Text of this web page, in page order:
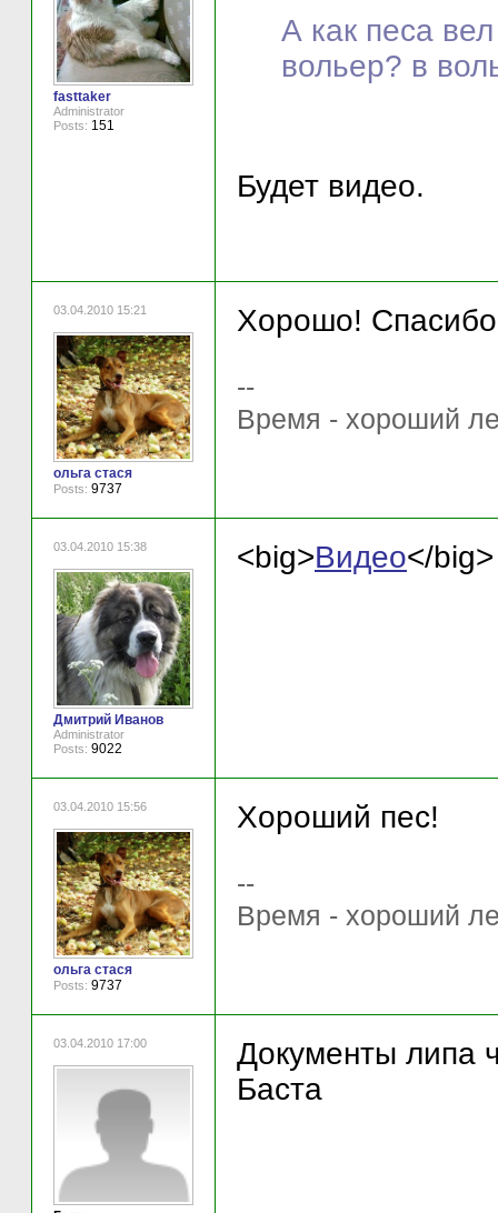
fasttaker
Administrator
Posts: 151
А как песа
вольер? в
Будет видео.
03.04.2010 15:21
ольга стася
Posts: 9737
Хорошо!
--
Время - хороший
03.04.2010 15:38
Дмитрий Иванов
Administrator
Posts: 9022
<big>Видео</big>
03.04.2010 15:56
ольга стася
Posts: 9737
Хороший пес!
--
Время - хороший
03.04.2010 17:00
Документы липа
Баста